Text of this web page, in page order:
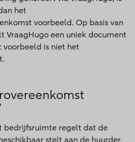
het
voorbeeld. Op basis van
VraagHugo een uniek document
is niet het
bedrijfsruimte regelt dat de